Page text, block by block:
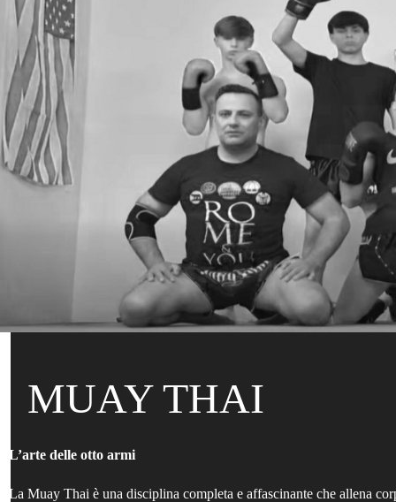
MUAY THAI
L’arte delle otto armi
La Muay Thai è una disciplina completa e affascinante che allena